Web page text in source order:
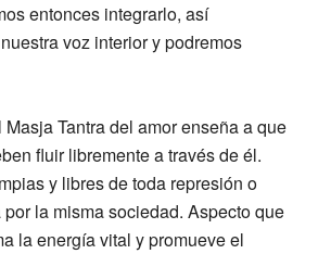
entonces integrarlo, así
voz interior y podremos
Tantra del amor enseña a que
fluir libremente a través de él.
y libres de toda represión o
la misma sociedad. Aspecto que
la energía vital y promueve el